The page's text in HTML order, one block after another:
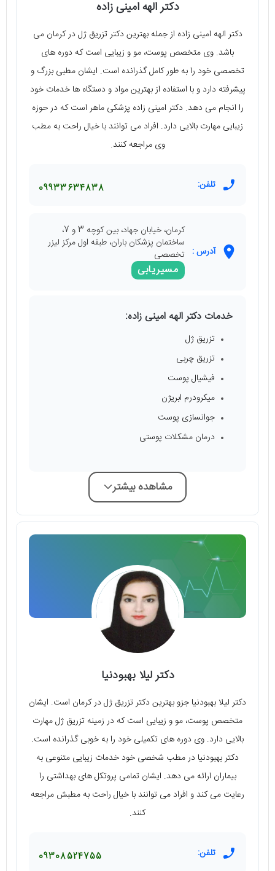
دکتر الهه امینی زاده
دکتر الهه امینی زاده از جمله بهترین دکتر تزریق ژل در کرمان می
باشد. وی متخصص پوست، مو و زیبایی است که دوره های
تخصصی خود را به طور کامل گذرانده است. ایشان مطبی بزرگ و
پیشرفته دارد و با استفاده از بهترین مواد و دستگاه ها خدمات خود
را انجام می دهد. دکتر امینی زاده پزشکی ماهر است که در حوزه
زیبایی مهارت بالایی دارد. افراد می توانند با خیال راحت به مطب
وی مراجعه کنند.
تلفن: 09933634838
آدرس :
کرمان، خیابان جهاد، بین کوچه 3 و 7،
ساختمان پزشکان باران، طبقه اول مرکز لیزر
تخصصی
مسیریابی
خدمات دکتر الهه امینی زاده:
تزریق ژل
تزریق چربی
فیشیال پوست
میکرودرم ابریژن
جوانسازی پوست
درمان مشکلات پوستی
مشاهده بیشتر
دکتر لیلا بهبودنیا
دکتر لیلا بهبودنیا جزو بهترین دکتر تزریق ژل در کرمان است. ایشان
متخصص پوست، مو و زیبایی است که در زمینه تزریق ژل مهارت
بالایی دارد. وی دوره های تکمیلی خود را به خوبی گذرانده است.
دکتر بهبودنیا در مطب شخصی خود خدمات زیبایی متنوعی به
بیماران ارائه می دهد. ایشان تمامی پروتکل های بهداشتی را
رعایت می کند و افراد می توانند با خیال راحت به مطبش مراجعه
کنند.
تلفن: 09308524755